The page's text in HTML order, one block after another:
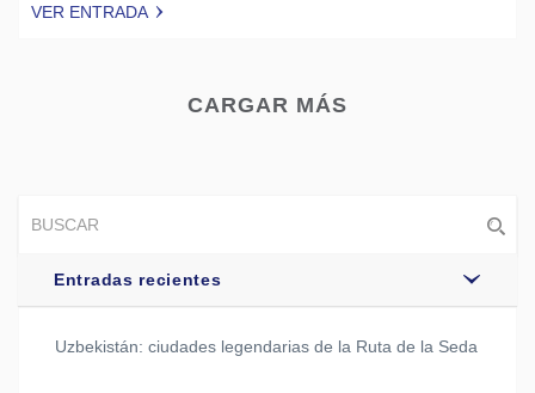
VER ENTRADA
CARGAR MÁS
Entradas recientes
Uzbekistán: ciudades legendarias de la Ruta de la Seda